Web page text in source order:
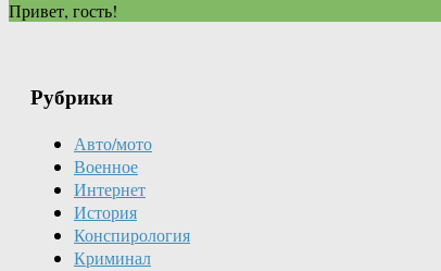
Привет, гость!
Рубрики
Авто/мото
Военное
Интернет
История
Конспирология
Криминал